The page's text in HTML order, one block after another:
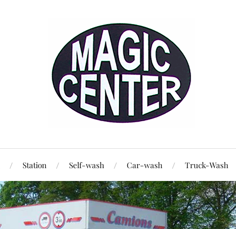
Station Self-wash Car-wash Truck-Wash